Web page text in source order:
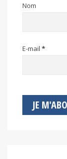
Nom
E-mail *